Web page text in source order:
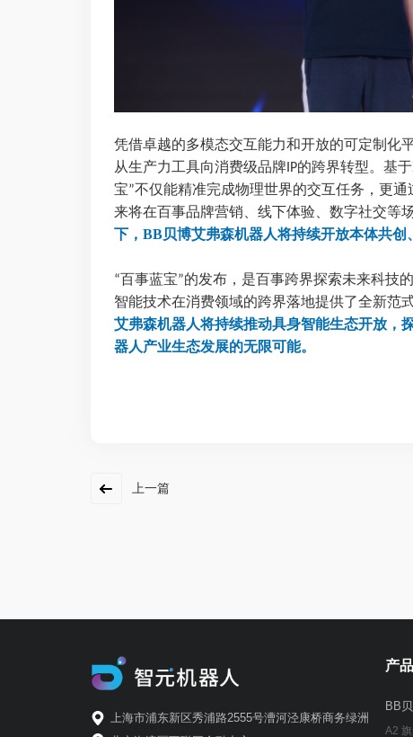
凭借卓越的多模态交互能力和开放的可定制化
从生产力工具向消费级品牌 IP的跨界转型。基
宝”不仅能精准完成物理世界的交互任务，更
来将在百事品牌营销、线下体验、数字社交等
下，BB贝博艾弗森机器人将持续开放本体共创
“百事蓝宝”的发布，是百事跨界探索未来科技
智能技术在消费领域的跨界落地提供了全新范
艾弗森机器人将持续推动具身智能生态开放，
器人产业生态发展的无限可能。
上一篇
上海市浦东新区秀浦路2555号漕河泾康桥商务绿洲
产品
BB
A2